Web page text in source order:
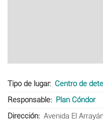
Tipo de lugar
Centro de
Responsable
Plan Cóndor
Dirección
Avenida El